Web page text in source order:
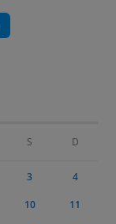
S D
3 4
10 11